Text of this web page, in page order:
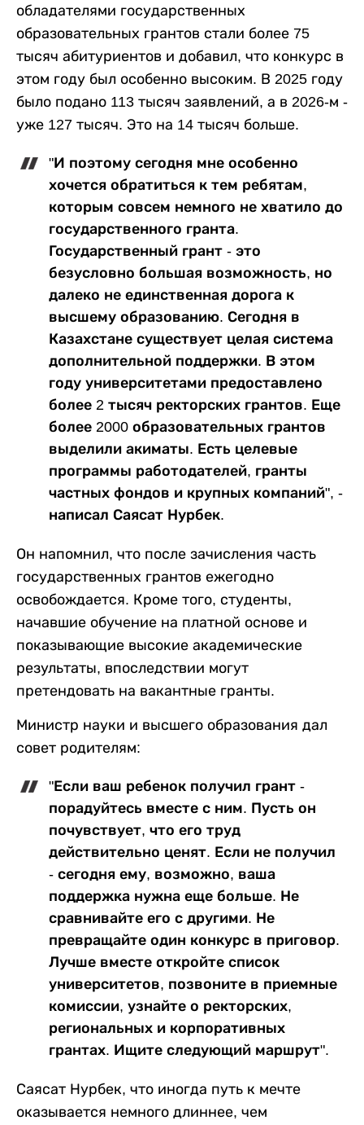
обладателями государственных
образовательных грантов стали более 75
тысяч абитуриентов и добавил, что конкурс в
этом году был особенно высоким. В 2025 году
было подано 113 тысяч заявлений, а в 2026-м -
уже 127 тысяч. Это на 14 тысяч больше.
"И поэтому сегодня мне особенно
хочется обратиться к тем ребятам,
которым совсем немного не хватило до
государственного гранта.
Государственный грант - это
безусловно большая возможность, но
далеко не единственная дорога к
высшему образованию. Сегодня в
Казахстане существует целая система
дополнительной поддержки. В этом
году университетами предоставлено
более 2 тысяч ректорских грантов. Еще
более 2000 образовательных грантов
выделили акиматы. Есть целевые
программы работодателей, гранты
частных фондов и крупных компаний", -
написал Саясат Нурбек.
Он напомнил, что после зачисления часть
государственных грантов ежегодно
освобождается. Кроме того, студенты,
начавшие обучение на платной основе и
показывающие высокие академические
результаты, впоследствии могут
претендовать на вакантные гранты.
Министр науки и высшего образования дал
совет родителям:
"Если ваш ребенок получил грант -
порадуйтесь вместе с ним. Пусть он
почувствует, что его труд
действительно ценят. Если не получил
- сегодня ему, возможно, ваша
поддержка нужна еще больше. Не
сравнивайте его с другими. Не
превращайте один конкурс в приговор.
Лучше вместе откройте список
университетов, позвоните в приемные
комиссии, узнайте о ректорских,
региональных и корпоративных
грантах. Ищите следующий маршрут".
Саясат Нурбек, что иногда путь к мечте
оказывается немного длиннее, чем